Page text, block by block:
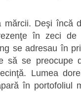
mărcii. Deşi încă
în zeci de
se adresau în
să se preocupe
Lumea
în portofoliul